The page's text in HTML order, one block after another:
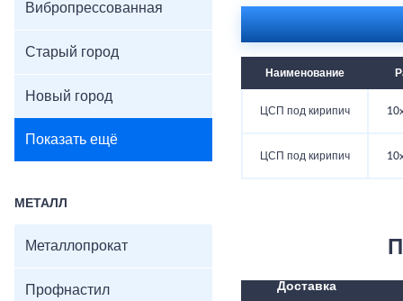
Вибропрессованная
Старый город
Новый город
Показать ещё
МЕТАЛЛ
Металлопрокат
Профнастил
Наименование
ЦСП под кирипич
ЦСП под кирипич
Доставка